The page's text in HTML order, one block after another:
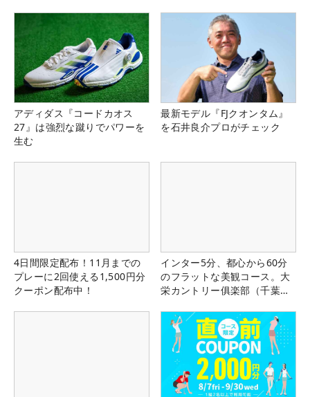
アディダス『コードカオス
27』は強烈な蹴りでパワーを
生む
最新モデル『FJクオンタム』
を石井良介プロがチェック
4日間限定配布！11月までの
プレーに2回使える1,500円分
クーポン配布中！
インター5分、都心から60分
のフラットな美観コース。大
栄カントリー俱楽部（千葉